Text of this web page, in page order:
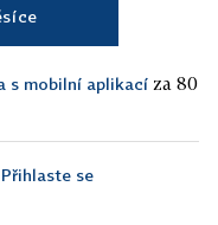
s mobilní aplikací za 80
Přihlaste se